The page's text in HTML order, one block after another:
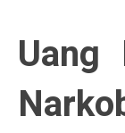
Uang